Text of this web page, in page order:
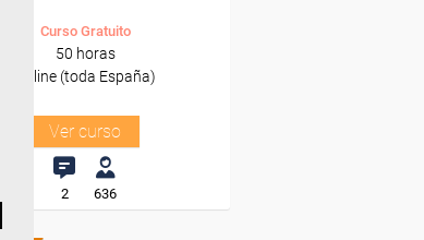
Curso Gratuito
50 horas
Online (toda España)
Ver curso
2 636